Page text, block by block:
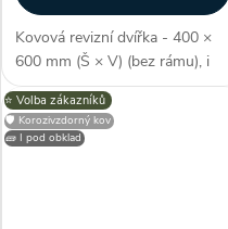
Kovová revizní dvířka - 400 ×
600 mm (Š × V) (bez rámu), i
pro skrytou instalaci, odolné
proti vlhkosti, perforovaný
kovový rám, zvýšený okrajový
⭐️ Volba zákazníků
🧱 I pod obklad
🛡️ Korozivzdorný kov